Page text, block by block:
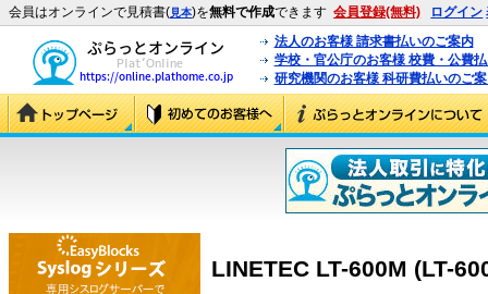
会員はオンラインで見積書(見本)を無料で作成できます 会員登録(無料) ログイン
法人のお客様 請求書払いのご案内
学校・官公庁のお客様 校費・公費
研究機関のお客様 科研費払いのご
LINETEC LT-600M (LT-